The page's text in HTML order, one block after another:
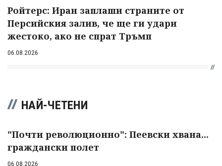
Ройтерс: Иран заплаши страните от
Персийския залив, че ще ги удари
жестоко, ако не спрат Тръмп
06.08.2026
НАЙ-ЧЕТЕНИ
"Почти революционно": Пеевски хвана...
граждански полет
06.08.2026